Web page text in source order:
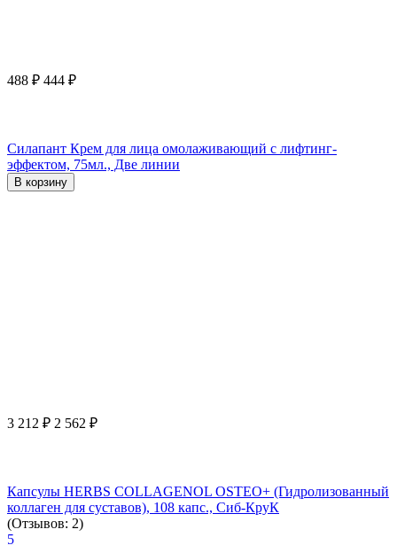
488 ₽ 444 ₽
Силапант Крем для лица омолаживающий с лифтинг-
эффектом, 75мл., Две линии
В корзину
3 212 ₽ 2 562 ₽
Капсулы HERBS COLLAGENOL OSTEO+ (Гидролизованный
коллаген для суставов), 108 капс., Сиб-КруК
(Отзывов: 2)
5